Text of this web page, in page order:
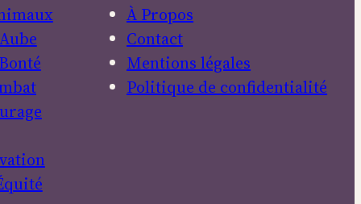
Aube
Bonté
À Propos
Contact
Mentions légales
Politique de confidentialité